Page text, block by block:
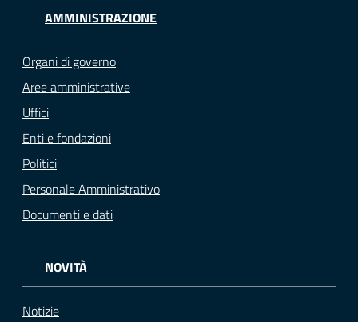
AMMINISTRAZIONE
Organi di governo
Aree amministrative
Uffici
Enti e fondazioni
Politici
Personale Amministrativo
Documenti e dati
NOVITÀ
Notizie